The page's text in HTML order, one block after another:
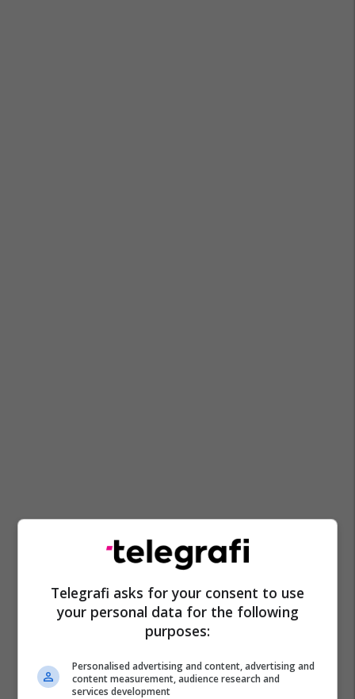
Telegrafi asks for your consent to use
your personal data for the following
purposes:
Personalised advertising and content, advertising and
content measurement, audience research and
services development